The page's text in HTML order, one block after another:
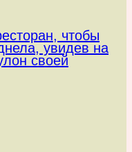
чтобы
увидев на
своей